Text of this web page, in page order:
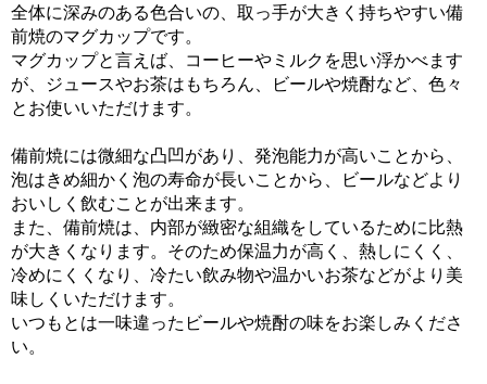
全体に深みのある色合いの、取っ手が大きく持ちやすい備
前焼のマグカップです。
マグカップと言えば、コーヒーやミルクを思い浮かべます
が、ジュースやお茶はもちろん、ビールや焼酎など、色々
とお使いいただけます。
備前焼には微細な凸凹があり、発泡能力が高いことから、
泡はきめ細かく泡の寿命が長いことから、ビールなどより
おいしく飲むことが出来ます。
また、備前焼は、内部が緻密な組織をしているために比熱
が大きくなります。そのため保温力が高く、熱しにくく、
冷めにくくなり、冷たい飲み物や温かいお茶などがより美
味しくいただけます。
いつもとは一味違ったビールや焼酎の味をお楽しみくださ
い。